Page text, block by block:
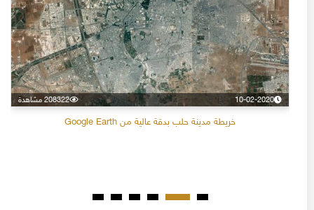
10-02-2020 208322 مشاهدة
خريطة مدينة حلب بدقة عالية من Google Earth